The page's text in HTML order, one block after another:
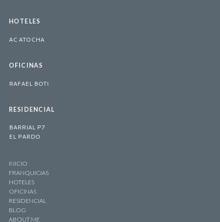
HOTELES
AC ATOCHA
OFICINAS
RAFAEL BOTI
RESIDENCIAL
BARRIAL P7
EL PARDO
INICIO
FRANQUICIAS
HOTELES
OFICINAS
RESIDENCIAL
BLOG
ABOUT ME